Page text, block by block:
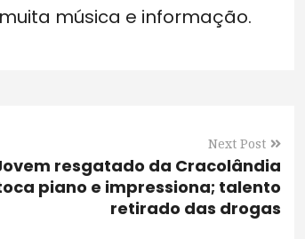
música e informação.
Next Post
resgatado da Cracolândia
piano e impressiona; talento
retirado das drogas